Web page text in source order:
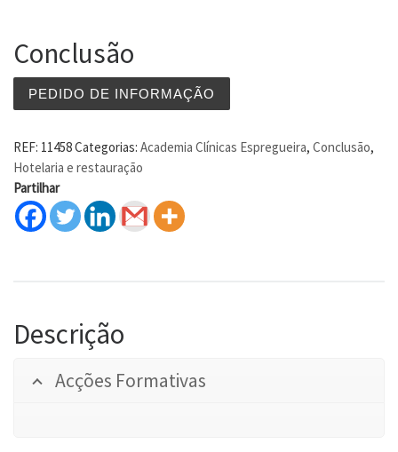
Conclusão
PEDIDO DE INFORMAÇÃO
REF: 11458Categorias: Academia Clínicas Espregueira, Conclusão,
Hotelaria e restauração
Partilhar
Descrição
Acções Formativas